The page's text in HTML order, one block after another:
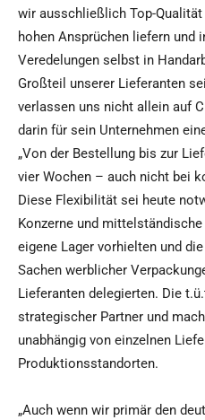
wir ausschließlich Top-
hohen Ansprüchen liefern und
Veredelungen selbst in
Großteil unserer Lieferanten
verlassen uns nicht allein auf
darin für sein Unternehmen
„Von der Bestellung bis zur
vier Wochen – auch nicht bei
Diese Flexibilität sei heute
Konzerne und
eigene Lager vorhielten und
Sachen werblicher
Lieferanten delegierten. Die
strategischer Partner und
unabhängig von einzelnen
Produktionsstandorten.
„Auch wenn wir primär den